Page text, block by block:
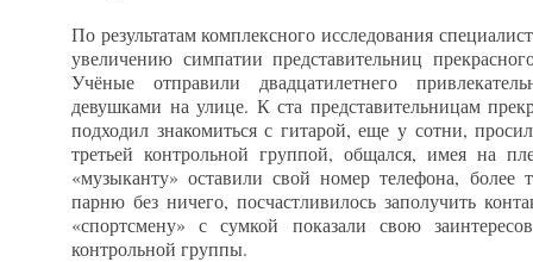
По результатам комплексного исследования
увеличению симпатии представительниц
Учёные отправили двадцатилетнего
девушками на улице. К ста представительницам
подходил знакомиться с гитарой, еще у сотни,
третьей контрольной группой, общался, имея на
«музыканту» оставили свой номер телефона, более
парню без ничего, посчастливилось заполучить
«спортсмену» с сумкой показали свою
контрольной группы.